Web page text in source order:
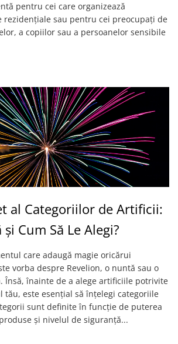
pentru cei care organizează
rezidențiale sau pentru cei preocupați de
a copiilor sau a persoanelor sensibile
al Categoriilor de Artificii:
Cum Să Le Alegi?
care adaugă magie oricărui
vorba despre Revelion, o nuntă sau o
Însă, înainte de a alege artificiile potrivite
tău, este esențial să înțelegi categoriile
sunt definite în funcție de puterea
și nivelul de siguranță...